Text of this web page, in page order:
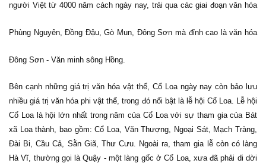
người Việt từ 4000 năm cách ngày nay, trải qua các giai đoạn văn hóa
Phùng Nguyên, Đồng Đậu, Gò Mun, Đông Sơn mà đỉnh cao là văn hóa
Đông Sơn - Văn minh sông Hồng.
Bên cạnh những giá trị văn hóa vật thể, Cổ Loa ngày nay còn bảo lưu
nhiều giá trị văn hóa phi vật thể, trong đó nổi bật là lễ hội Cổ Loa. Lễ hội
Cổ Loa là hội lớn nhất trong năm của Cổ Loa với sự tham gia của Bát
xã Loa thành, bao gồm: Cổ Loa, Văn Thượng, Ngoại Sát, Mạch Tràng,
Đài Bi, Cầu Cả, Sằn Giã, Thư Cưu. Ngoài ra, tham gia lễ còn có làng
Hà Vĩ, thường gọi là Quậy - một làng gốc ở Cổ Loa, xưa đã phải di dời